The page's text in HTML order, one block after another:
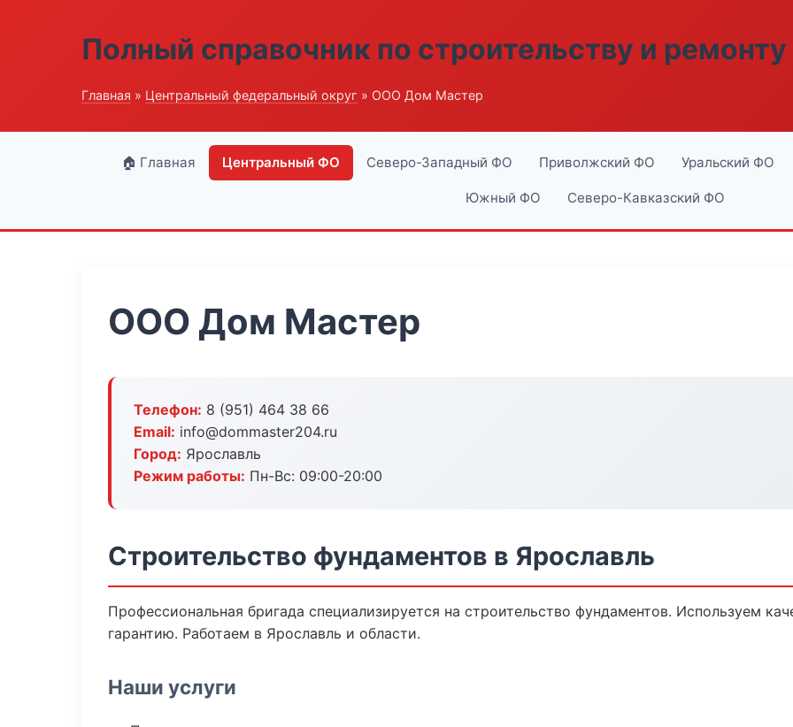
Полный справочник по строительству и ремонту
Главная » Центральный федеральный округ » ООО Дом Мастер
🏠 Главная Центральный ФО Северо-Западный ФО Приволжский ФО Уральский ФО
Южный ФО Северо-Кавказский ФО
ООО Дом Мастер
Телефон: 8 (951) 464 38 66
Email: info@dommaster204.ru
Город: Ярославль
Режим работы: Пн-Вс: 09:00-20:00
Строительство фундаментов в Ярославль
Профессиональная бригада специализируется на строительство фундаментов. Используем
гарантию. Работаем в Ярославль и области.
Наши услуги